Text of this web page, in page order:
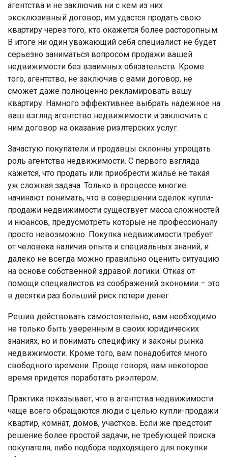
агентства и не заключив ни с кем из них
эксклюзивный договор, им удастся продать свою
квартиру через того, кто окажется более расторопным.
В итоге ни один уважающий себя специалист не будет
серьезно заниматься вопросом продажи вашей
недвижимости без взаимных обязательств. Кроме
того, агентство, не заключив с вами договор, не
сможет даже полноценно рекламировать вашу
квартиру. Намного эффективнее выбрать надежное на
ваш взгляд агентство недвижимости и заключить с
ним договор на оказание риэлтерских услуг.
Зачастую покупатели и продавцы склонны упрощать
роль агентства недвижимости. С первого взгляда
кажется, что продать или приобрести жилье не такая
уж сложная задача. Только в процессе многие
начинают понимать, что в совершении сделок купли-
продажи недвижимости существует масса сложностей
и нюансов, предусмотреть которые не профессионалу
просто невозможно. Покупка недвижимости требует
от человека наличия опыта и специальных знаний, и
далеко не всегда можно правильно оценить ситуацию
на основе собственной здравой логики. Отказ от
помощи специалистов из соображений экономии – это
в десятки раз больший риск потери денег.
Решив действовать самостоятельно, вам необходимо
не только быть уверенным в своих юридических
знаниях, но и понимать специфику и законы рынка
недвижимости. Кроме того, вам понадобится много
свободного времени. Проще говоря, вам некоторое
время придется поработать риэлтером.
Практика показывает, что в агентства недвижимости
чаще всего обращаются люди с целью купли-продажи
квартир, комнат, домов, участков. Если же предстоит
решение более простой задачи, не требующей поиска
покупателя, либо подбора подходящего для покупки